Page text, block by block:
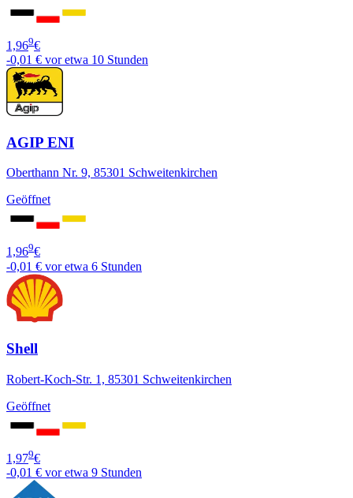
1,969€
-0,01 € vor etwa 10 Stunden
AGIP ENI
Oberthann Nr. 9, 85301 Schweitenkirchen
Geöffnet
1,969€
-0,01 € vor etwa 6 Stunden
Shell
Robert-Koch-Str. 1, 85301 Schweitenkirchen
Geöffnet
1,979€
-0,01 € vor etwa 9 Stunden